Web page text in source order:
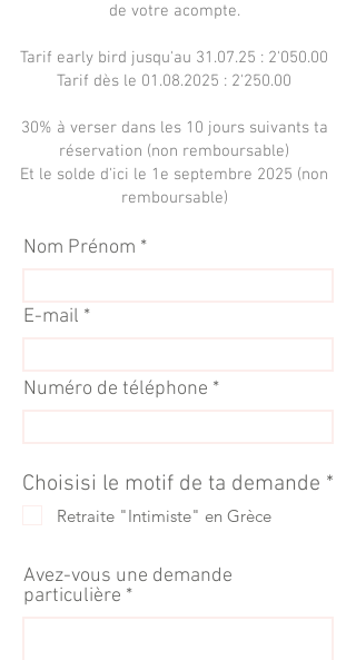
de votre acompte.
Tarif early bird jusqu'au 31.07.25 : 2'050.00
Tarif dès le 01.08.2025 : 2'250.00
30% à verser dans les 10 jours suivants ta
réservation (non remboursable)
Et le solde d'ici le 1e septembre 2025 (non
remboursable)
Nom Prénom
E-mail
Numéro de téléphone
Choisisi le motif de ta demande *
Retraite "Intimiste" en Grèce
Avez-vous une demande
particulière